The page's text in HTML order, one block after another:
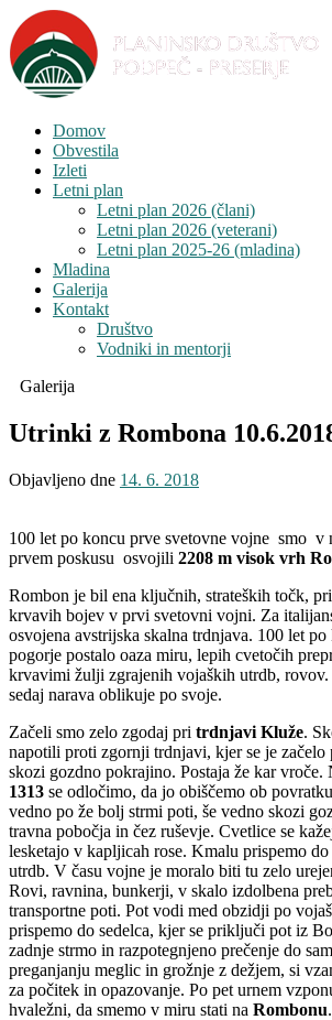
Domov
Obvestila
Izleti
Letni plan
Letni plan 2026 (člani)
Letni plan 2026 (veterani)
Letni plan 2025-26 (mladina)
Mladina
Galerija
Kontakt
Društvo
Vodniki in mentorji
Galerija
Utrinki z Rombona
Objavljeno dne 14. 6. 2018
100 let po koncu prve svetovne vojne smo v
prvem poskusu osvojili 2208 m visok vrh
Rombon je bil ena ključnih, strateških točk,
krvavih bojev v prvi svetovni vojni. Za
osvojena avstrijska skalna trdnjava. 100 let
pogorje postalo oaza miru, lepih cvetočih
krvavimi žulji zgrajenih vojaških utrdb, rovov.
sedaj narava oblikuje po svoje.
Začeli smo zelo zgodaj pri trdnjavi Kluže.
napotili proti zgornji trdnjavi, kjer se je začelo
skozi gozdno pokrajino. Postaja že kar vroče.
1313 se odločimo, da jo obiščemo ob
vedno po že bolj strmi poti, še vedno skozi
travna pobočja in čez ruševje. Cvetlice se
lesketajo v kapljicah rose. Kmalu prispemo
utrdb. V času vojne je moralo biti tu zelo
Rovi, ravnina, bunkerji, v skalo izdolbena
transportne poti. Pot vodi med obzidji po
prispemo do sedelca, kjer se priključi pot iz
zadnje strmo in razpotegnjeno prečenje do
preganjanju meglic in grožnje z dežjem, si
za počitek in opazovanje. Po pet urnem
hvaležni, da smemo v miru stati na Rombonu.